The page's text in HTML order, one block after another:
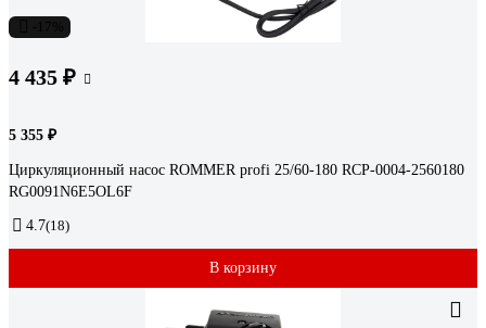
4 435 ₽
5 355 ₽
Циркуляционный насос ROMMER profi 25/60-180 RCP-0004-2560180
RG0091N6E5OL6F
4.7(18)
В корзину